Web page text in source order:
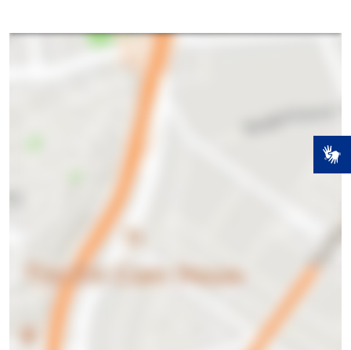
CONSCIENTE
SIM